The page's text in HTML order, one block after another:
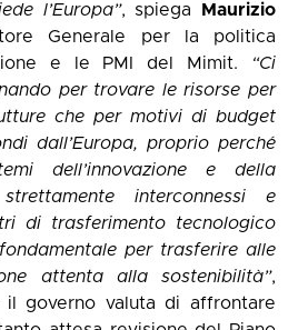
l’Europa”, spiega
Maurizio
Generale per la politica
e le PMI del Mimit.
“Ci
per trovare le risorse per
che per motivi di budget
dall’Europa, proprio perché
dell’innovazione e della
interconnessi e
di trasferimento tecnologico
per trasferire alle
attenta alla sostenibilità”,
il governo valuta di affrontare